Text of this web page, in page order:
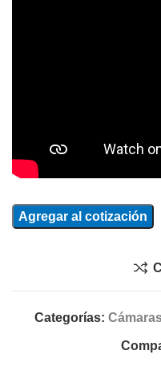
Agregar al cotización
Categorías: